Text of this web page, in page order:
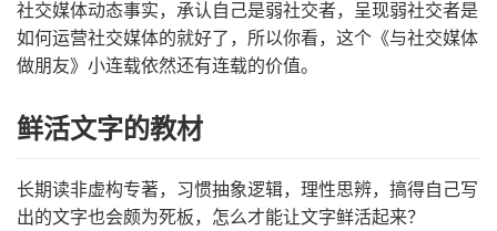
社交媒体动态事实，承认自己是弱社交者，呈现弱社交者是
如何运营社交媒体的就好了，所以你看，这个《与社交媒体
做朋友》小连载依然还有连载的价值。
鲜活文字的教材
长期读非虚构专著，习惯抽象逻辑，理性思辨，搞得自己写
出的文字也会颇为死板，怎么才能让文字鲜活起来？